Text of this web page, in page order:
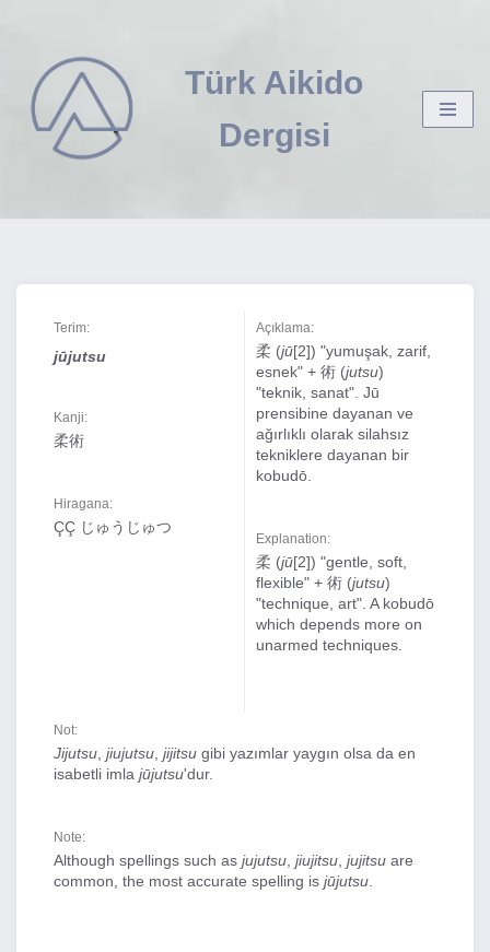
İçeriğe
geç
Türk Aikido
Dergisi
Terim:
jūjutsu
Kanji:
柔術
Hiragana:
ÇÇ じゅうじゅつ
Açıklama:
柔 (jū[2]) "yumuşak, zarif,
esnek" + 術 (jutsu)
"teknik, sanat". Jū
prensibine dayanan ve
ağırlıklı olarak silahsız
tekniklere dayanan bir
kobudō.
Explanation:
柔 (jū[2]) "gentle, soft,
flexible" + 術 (jutsu)
"technique, art". A kobudō
which depends more on
unarmed techniques.
Not:
Jijutsu jiujutsu jijitsu gibi yazımlar yaygın olsa da en
isabetli imla jūjutsu'dur.
Note:
Although spellings such as jujutsu jiujitsu jujitsu are
common, the most accurate spelling is jūjutsu